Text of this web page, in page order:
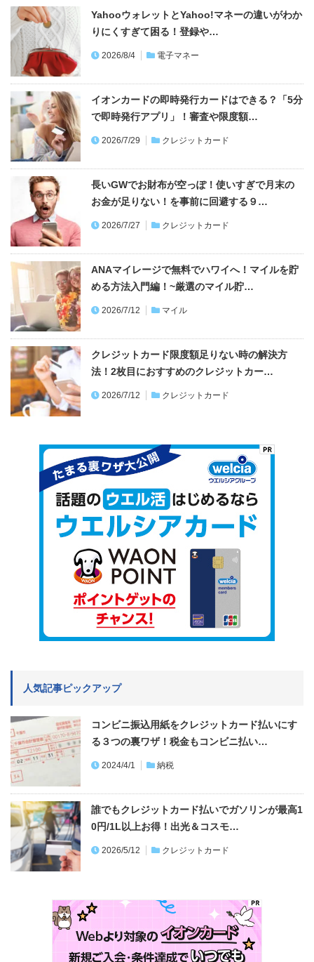
YahooウォレットとYahoo!マネーの違いがわか
りにくすぎて困る！登録や…
2026/8/4 電子マネー
イオンカードの即時発行カードはできる？「5分
で即時発行アプリ」！審査や限度額…
2026/7/29 クレジットカード
長いGWでお財布が空っぽ！使いすぎで月末の
お金が足りない！を事前に回避する９…
2026/7/27 クレジットカード
ANAマイレージで無料でハワイへ！マイルを貯
める方法入門編！~厳選のマイル貯…
2026/7/12 マイル
クレジットカード限度額足りない時の解決方
法！2枚目におすすめのクレジットカー…
2026/7/12 クレジットカード
人気記事ピックアップ
コンビニ振込用紙をクレジットカード払いにす
る３つの裏ワザ！税金もコンビニ払い…
2024/4/1 納税
誰でもクレジットカード払いでガソリンが最高1
0円/1L以上お得！出光＆コスモ…
2026/5/12 クレジットカード